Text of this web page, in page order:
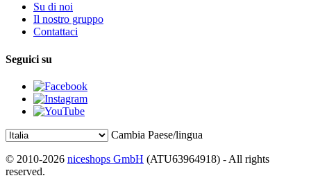
Su di noi
Il nostro gruppo
Contattaci
Seguici su
Cambia Paese/lingua
© 2010-2026 niceshops GmbH (ATU63964918) - All rights
reserved.